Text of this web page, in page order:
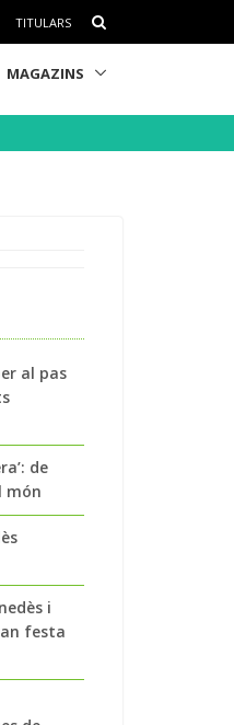
TITULARS
MAGAZINS
al pas
de
món
i
festa